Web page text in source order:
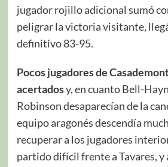
jugador rojillo adicional sumó
peligrar la victoria visitante,
definitivo 83-95.
Pocos jugadores de
acertadosy, en cuanto Bell-
Robinson desaparecían de la
equipo aragonés descendía
recuperar a los jugadores
partido difícil frente a Tavares, y